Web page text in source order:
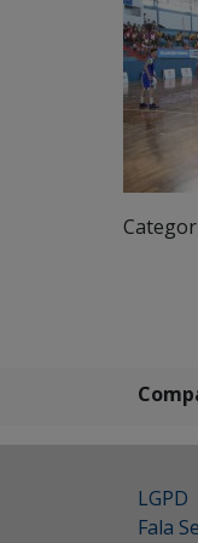
LGPD
Fala